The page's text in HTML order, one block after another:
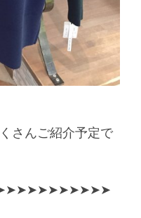
さんご紹介予定で